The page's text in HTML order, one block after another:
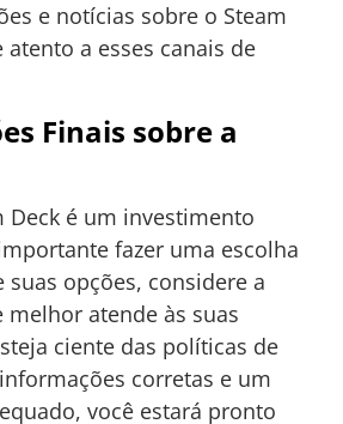
e notícias sobre o Steam
a esses canais de
Finais sobre a
Deck é um investimento
fazer uma escolha
suas opções, considere a
atende às suas
ciente das políticas de
corretas e um
você estará pronto